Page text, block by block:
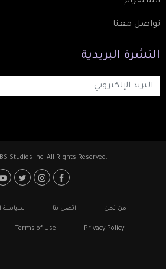
تواصل معنا
النشرة البريدية
Studios Inc. All Rights Reserved.
Footer: Social Media
Footerمن نحن اتصل بنا سياسة
Privacy Policy
Terms of Use